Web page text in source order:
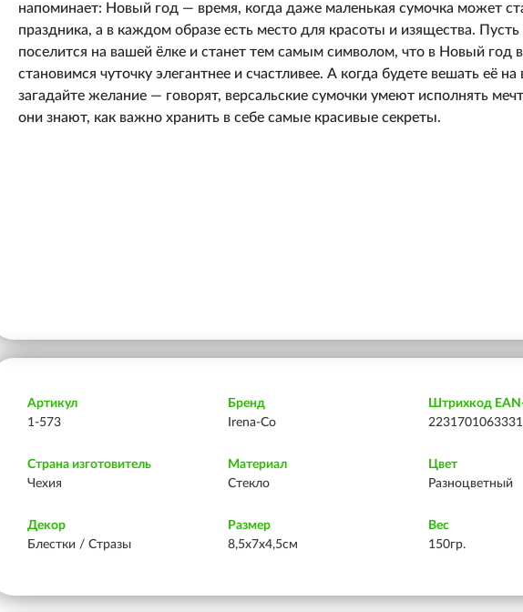
напоминает: Новый год — время, когда даже маленькая сумочка может
праздника, а в каждом образе есть место для красоты и изящества. Пусть
поселится на вашей ёлке и станет тем самым символом, что в Новый год
становимся чуточку элегантнее и счастливее. А когда будете вешать её на
загадайте желание — говорят, версальские сумочки умеют исполнять
они знают, как важно хранить в себе самые красивые секреты.
Артикул
1-573
Бренд
Irena-Co
Штрихкод
2231701063331
Страна изготовитель
Чехия
Материал
Стекло
Цвет
Разноцветный
Декор
Блестки / Стразы
Размер
8,5х7х4,5см
Вес
150гр.